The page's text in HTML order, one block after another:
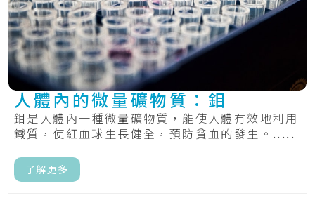
人體內的微量礦物質：鉬
鉬是人體內一種微量礦物質，能使人體有效地利用
鐵質，使紅血球生長健全，預防貧血的發生。.....
了解更多